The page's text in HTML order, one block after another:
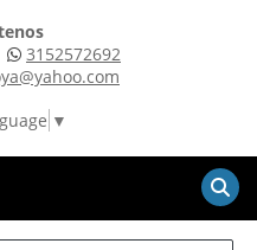
3152572692
▼